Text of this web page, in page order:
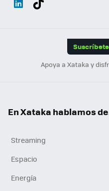
Apoya a Xataka y
En Xataka hablamos
Streaming
Espacio
Energía